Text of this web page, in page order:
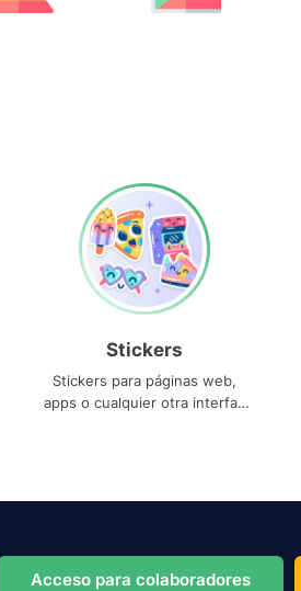
Stickers
Stickers para páginas web,
apps o cualquier otra interfaz
Acceso para colaboradores